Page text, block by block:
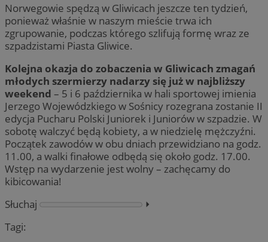
Norwegowie spędzą w Gliwicach jeszcze ten tydzień,
ponieważ właśnie w naszym mieście trwa ich
zgrupowanie, podczas którego szlifują formę wraz ze
szpadzistami Piasta Gliwice.
Kolejna okazja do zobaczenia w Gliwicach zmagań
młodych szermierzy nadarzy się już w najbliższy
weekend – 5 i 6 października w hali sportowej imienia
Jerzego Wojewódzkiego w Sośnicy rozegrana zostanie II
edycja Pucharu Polski Juniorek i Juniorów w szpadzie. W
sobotę walczyć będą kobiety, a w niedzielę mężczyźni.
Początek zawodów w obu dniach przewidziano na godz.
11.00, a walki finałowe odbędą się około godz. 17.00.
Wstęp na wydarzenie jest wolny – zachęcamy do
kibicowania!
Słuchaj
⏵︎
Tagi: